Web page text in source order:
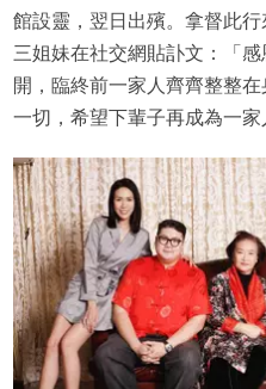
館設靈，翌日出殯。拿督此
三姐妹在社交網貼訃文：「
開，臨終前一家人齊齊整整
一切，希望下輩子再成為一家